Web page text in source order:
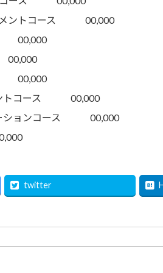
メントコース 00,000
00,000
00,000
ントコース 00,000
ーションコース 00,000
twitter